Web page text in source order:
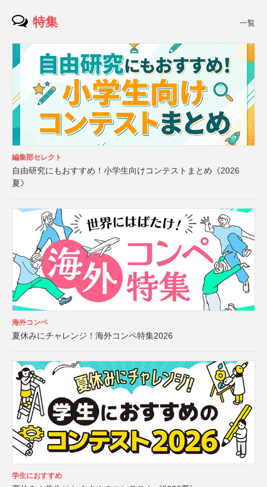
特集 一覧
編集部セレクト
自由研究にもおすすめ！小学生向けコンテストまとめ《2026
夏》
海外コンペ
夏休みにチャレンジ！海外コンペ特集2026
学生におすすめ